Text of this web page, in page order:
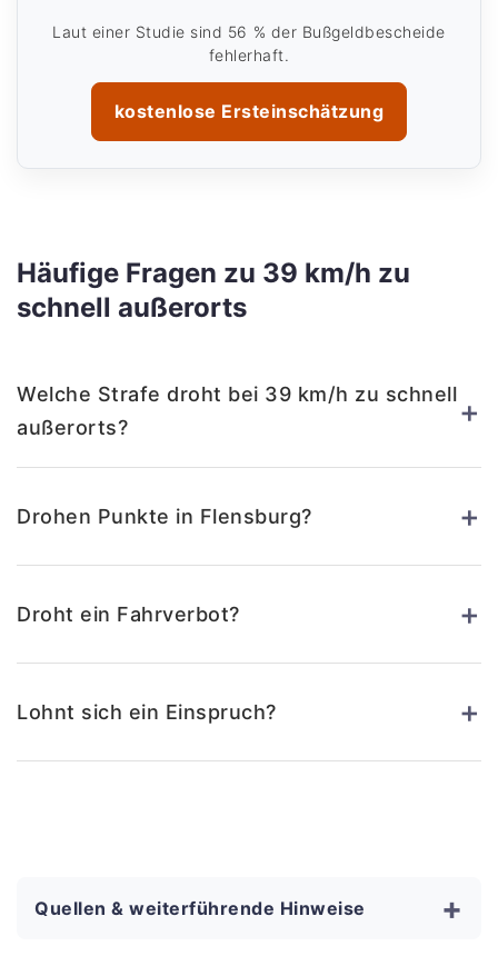
Laut einer Studie sind 56 % der Bußgeldbescheide
fehlerhaft.
kostenlose Ersteinschätzung
Häufige Fragen zu 39 km/h zu
schnell außerorts
Welche Strafe droht bei 39 km/h zu schnell
außerorts?
+
Drohen Punkte in Flensburg? +
Droht ein Fahrverbot? +
Lohnt sich ein Einspruch? +
Quellen & weiterführende Hinweise +